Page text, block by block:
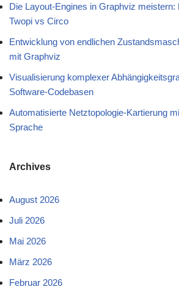
Die Layout-Engines in Graphviz meistern:
Twopi vs Circo
Entwicklung von endlichen
mit Graphviz
Visualisierung komplexer
Software-Codebasen
Automatisierte Netztopologie-Kartierung
Sprache
Archives
August 2026
Juli 2026
Mai 2026
März 2026
Februar 2026